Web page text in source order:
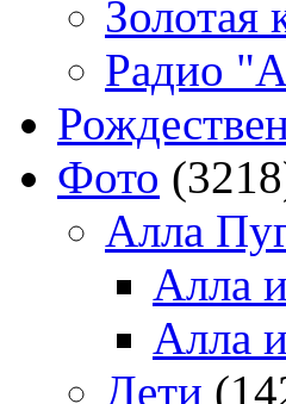
Золотая
Радио
Фото
Алла
Алла
Алла
Дети